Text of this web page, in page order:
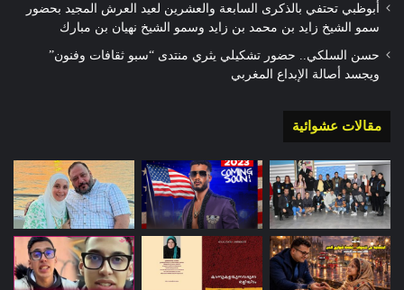
أبوظبي تحتفي بالذكرى السابعة والعشرين لعيد العرش المجيد بحضور
سمو الشيخ زايد بن محمد بن زايد وسمو الشيخ نهيان بن مبارك
حسن السلكي.. حضور تشكيلي يثري منتدى “سبو ثقافات وفنون”
ويجسد أصالة الإبداع المغربي
مقالات عشوائية